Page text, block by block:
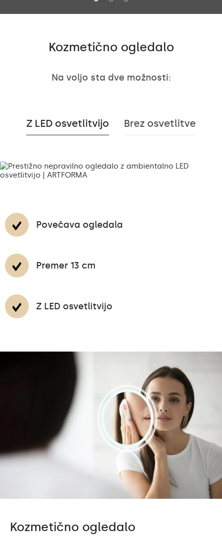
Kozmetično ogledalo
Na voljo sta dve možnosti:
Z LED osvetlitvijo Brez osvetlitve
Povečava ogledala
Premer 13 cm
Z LED osvetlitvijo
Kozmetično ogledalo